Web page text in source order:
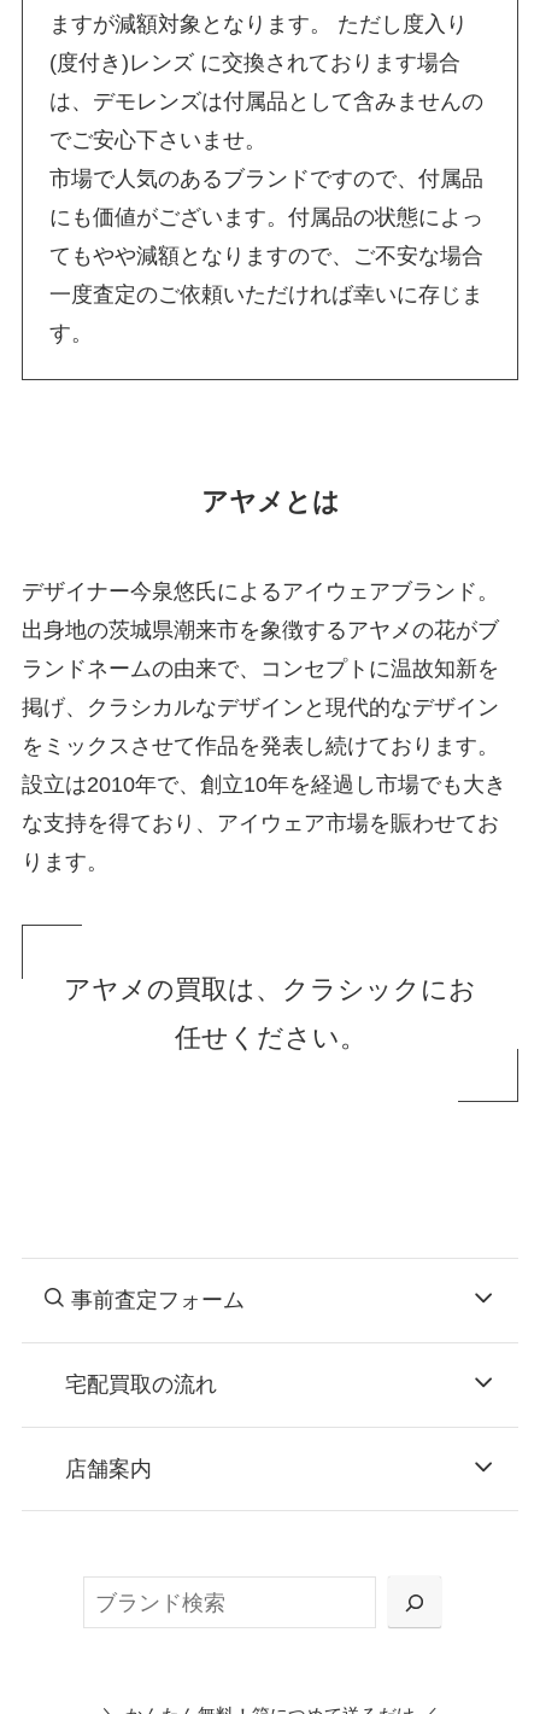
ますが減額対象となります。 ただし度入り
(度付き)レンズ に交換されております場合
は、デモレンズは付属品として含みませんの
でご安心下さいませ。
市場で人気のあるブランドですので、付属品
にも価値がございます。付属品の状態によっ
てもやや減額となりますので、ご不安な場合
一度査定のご依頼いただければ幸いに存じま
す。
アヤメとは
デザイナー今泉悠氏によるアイウェアブランド。
出身地の茨城県潮来市を象徴するアヤメの花がブ
ランドネームの由来で、コンセプトに温故知新を
掲げ、クラシカルなデザインと現代的なデザイン
をミックスさせて作品を発表し続けております。
設立は2010年で、創立10年を経過し市場でも大き
な支持を得ており、アイウェア市場を賑わせてお
ります。
アヤメの買取は、クラシックにお
任せください。
事前査定フォーム
宅配買取の流れ
お申込み
または梱包材不要の「集荷申込」からお選び
店舗案内